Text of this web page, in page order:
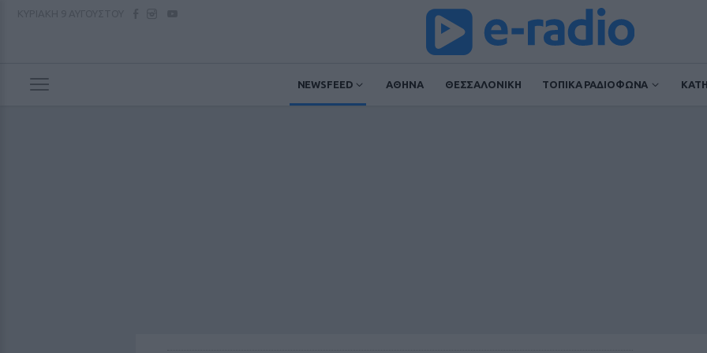
NEWSFEED ΑΘΗΝΑ ΘΕΣΣΑΛΟΝΙΚΗ ΤΟΠΙΚΑ ΡΑΔΙΟΦΩΝΑ